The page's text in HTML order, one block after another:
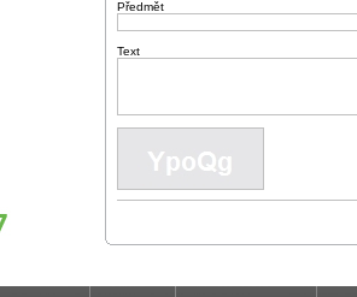
Předmět
Text